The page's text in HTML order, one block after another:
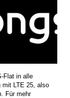
Flat in alle
mit LTE 25, also
Für mehr